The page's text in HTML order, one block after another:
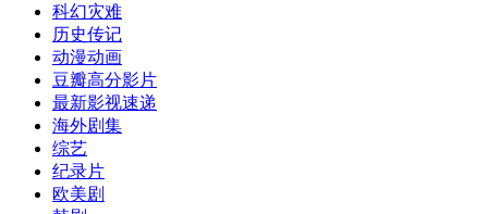
科幻灾难
历史传记
动漫动画
豆瓣高分影片
最新影视速递
海外剧集
综艺
纪录片
欧美剧